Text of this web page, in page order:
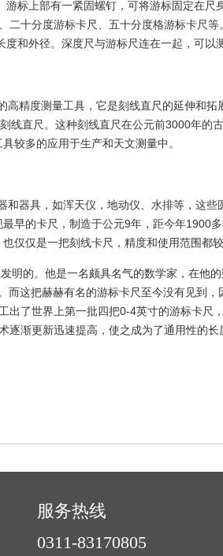
标上部有一紧固螺钉，可将游标固定在尺
十分度游标卡尺、五十分度格游标卡尺
和外径。深度尺与游标尺连在一起，可以
精度测量工具，它是刻线直尺的延伸和
线直尺。这种刻线直尺在公元前3000年
较多的应用于生产和天文测量中。
器具，如浑天仪，地动仪、水排等，这
早的卡尺，制造于公元9年，距今年1900
仅仅是一把刻线卡尺，精度和使用范围都较
明的。他是一名颇具名气的数学家，在他
这把赫赫有名的游标卡尺至今没有见到
了世界上第一批四把0-4英寸的游标卡尺
逐渐更新迅速提高，使之成为了通用性的长
服务热线
0311-83170805